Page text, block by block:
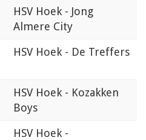
HSV Hoek - Jong
Almere City
HSV Hoek - De Treffers
HSV Hoek - Kozakken
Boys
HSV Hoek -